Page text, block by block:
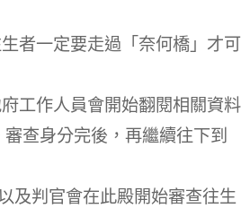
者一定要走過「奈何橋」才可
工作人員會開始翻閱相關資料
查身分完後，再繼續往下到
及判官會在此殿開始審查往生